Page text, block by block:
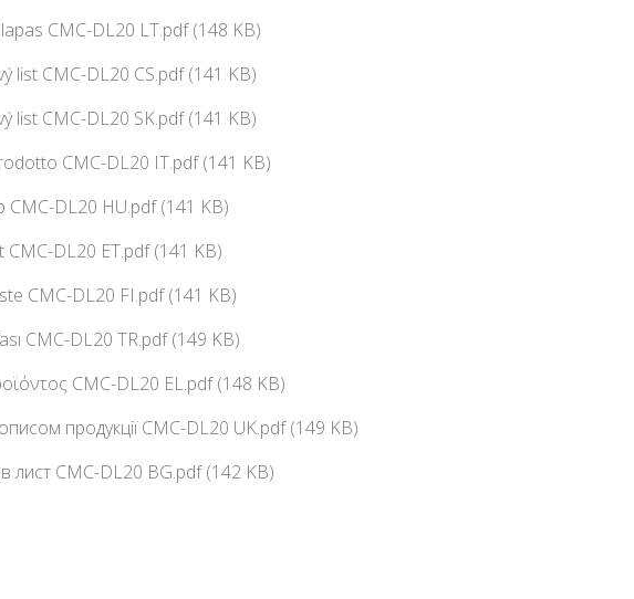
CMC-DL20 LT.pdf (148 KB)
list CMC-DL20 CS.pdf (141 KB)
list CMC-DL20 SK.pdf (141 KB)
CMC-DL20 IT.pdf (141 KB)
CMC-DL20 HU.pdf (141 KB)
DL20 ET.pdf (141 KB)
CMC-DL20 FI.pdf (141 KB)
CMC-DL20 TR.pdf (149 KB)
CMC-DL20 EL.pdf (148 KB)
продукції CMC-DL20 UK.pdf (149 KB)
лист CMC-DL20 BG.pdf (142 KB)